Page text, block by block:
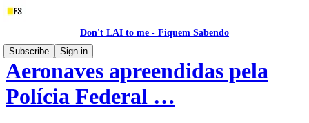
Don't LAI to me - Fiquem Sabendo
Subscribe
Sign in
Aeronaves apreendidas pela
Polícia Federal …